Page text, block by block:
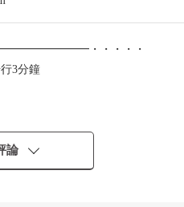
・・・・・
3分鐘
+住戸1LDK)
約19.41坪
論